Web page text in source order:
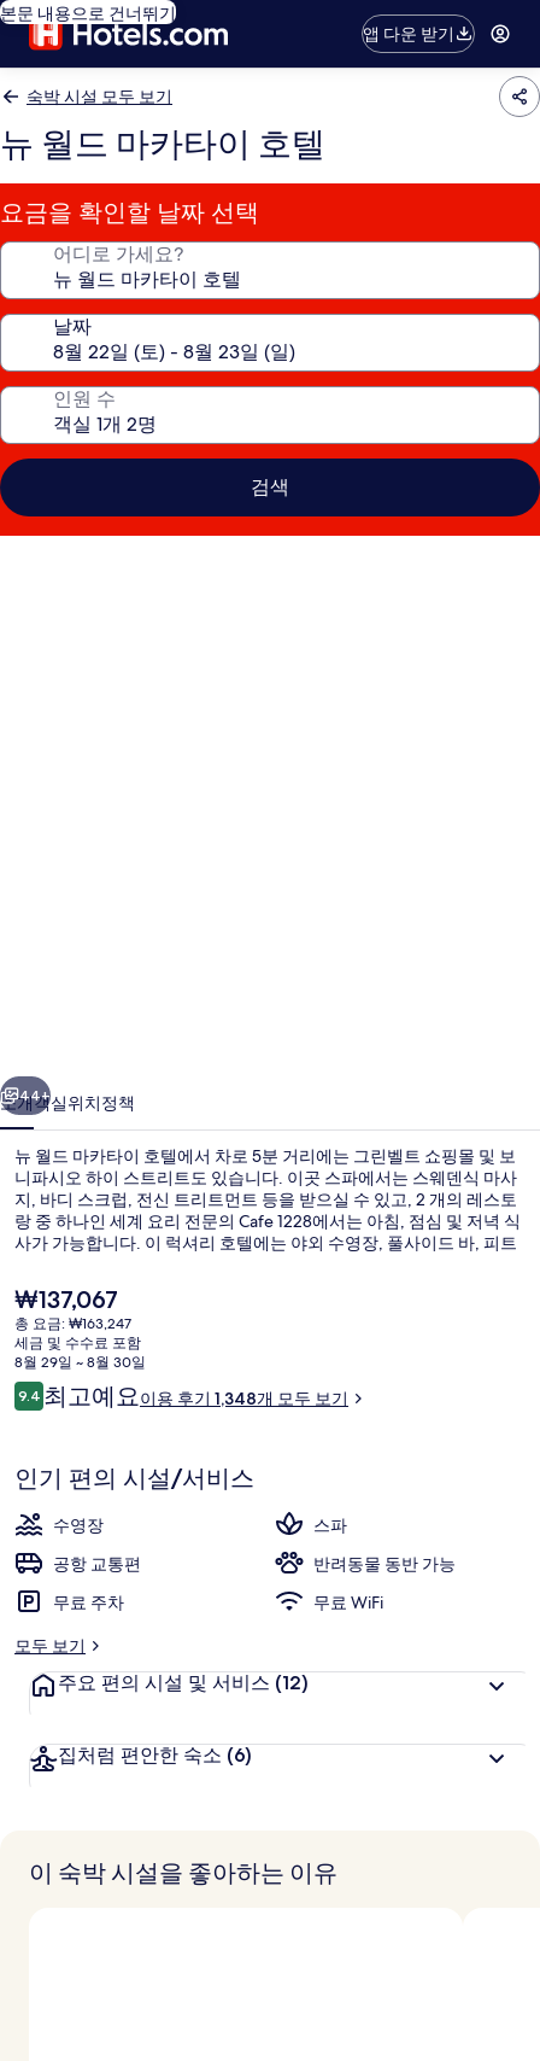
본문 내용으로 건너뛰기
앱 다운 받기
숙박 시설 모두 보기
뉴 월드 마카타이 호텔
요금을 확인할 날짜 선택
어디로 가세요?
날짜
인원 수
검색
호
텔
의
사
진
갤
러
리
다음
44+
소개객실위치정책
뉴 월드 마카타이 호텔에서 차로 5분 거리에는 그린벨트 쇼핑몰 및 보
니파시오 하이 스트리트도 있습니다. 이곳 스파에서는 스웨덴식 마사
지, 바디 스크럽, 전신 트리트먼트 등을 받으실 수 있고, 2 개의 레스토
랑 중 하나인 세계 요리 전문의 Cafe 1228에서는 아침, 점심 및 저녁 식
사가 가능합니다. 이 럭셔리 호텔에는 야외 수영장, 풀사이드 바, 피트
서비스 및 위치에 높은 평점을 주셨습니다.
현
재
가
격
은
₩137,067
₩137,067
총 요금: ₩163,247
세금 및 수수료 포함
8월 29일 ~ 8월 30일
이
용
기
9.410점 만점 중 9.4점.
최고예요이용 후기 1,348개 모두 보기
인기 편의 시설/서비스
수영장
스파
공항 교통편
반려동물 동반 가능
무료 주차
무료 WiFi
모두 보기
주요 편의 시설 및 서비스 (12)
집처럼 편안한 숙소 (6)
이 숙박 시설을 좋아하는 이유